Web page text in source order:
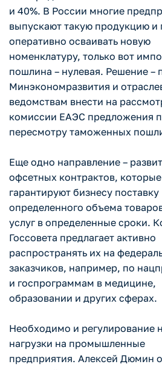
и 40%. В России многие
выпускают такую продукцию и
оперативно осваивать новую
номенклатуру, только вот
пошлина – нулевая. Решение –
Минэкономразвития и
ведомствам внести на
комиссии ЕАЭС предложения
пересмотру таможенных
Еще одно направление –
офсетных контрактов, которые
гарантируют бизнесу поставку
определенного объема
услуг в определенные сроки.
Госсовета предлагает активно
распространять их на
заказчиков, например, по
и госпрограммам в медицине,
образовании и других сферах.
Необходимо и регулирование
нагрузки на промышленные
предприятия. Алексей Дюмин